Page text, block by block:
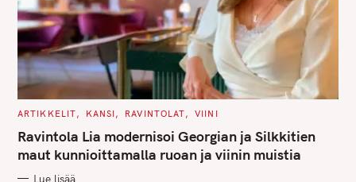
C
T
E
G
O
I
ARTIKKELIT KANSI RAVINTOLAT VIINI
Ravintola Lia modernisoi Georgian ja Silkkitien
maut kunnioittamalla ruoan ja viinin muistia
Lue lisää